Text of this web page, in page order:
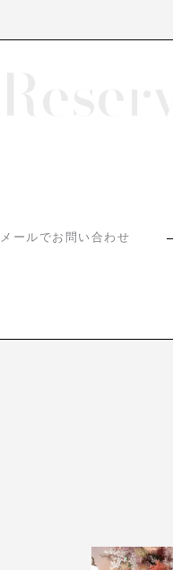
メールでお問い合わせ